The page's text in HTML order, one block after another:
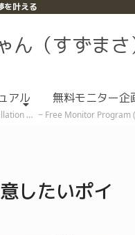
を叶える
ん（すずま
アル
Guide
無料モニター企
Free Monitor Program
したいポイ